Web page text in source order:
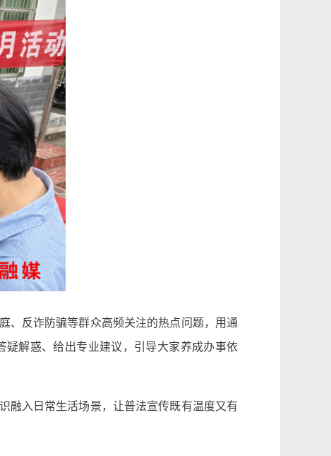
、反诈防骗等群众高频关注的热点问题，用通
解惑、给出专业建议，引导大家养成办事依
融入日常生活场景，让普法宣传既有温度又有